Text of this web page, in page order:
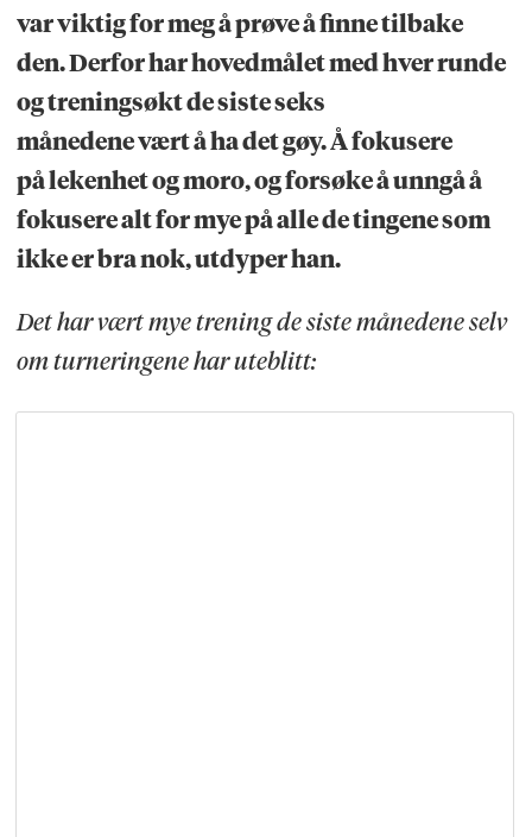
var viktig for meg å prøve å finne tilbake
den. Derfor har hovedmålet med hver runde
og treningsøkt de siste seks
månedene vært å ha det gøy. Å fokusere
på lekenhet og moro, og forsøke å unngå å
fokusere alt for mye på alle de tingene som
ikke er bra nok, utdyper han.
Det har vært mye trening de siste månedene selv
om turneringene har uteblitt: